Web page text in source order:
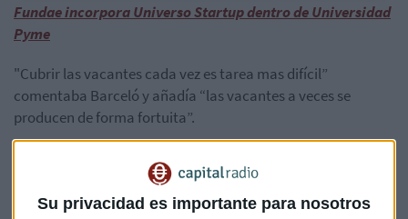
Su privacidad es importante para nosotros
Fundae incorpora Universo Startup dentro de Universidad
Pyme
"Cubrir las vacantes cada vez es tarea mas difícil”
comentaba Barceló y añadía “las vacantes a veces se
producen de forma fortuita”.
El desajuste entre la oferta y la demanda de trabajo ahonda
en el problema de la despoblación de la llamada
vaciada y nuestro invitado ponía como ejemplo que "en